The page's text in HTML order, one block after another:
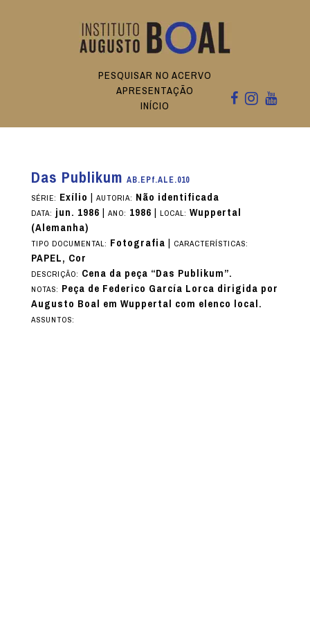
PESQUISAR NO ACERVO
APRESENTAÇÃO
INÍCIO
Das Publikum AB.EPf.ALE.010
SÉRIE: Exílio | AUTORIA: Não identificada
DATA:jun. 1986| ANO: 1986| LOCAL: Wuppertal
(Alemanha)
TIPO DOCUMENTAL: Fotografia| CARACTERÍSTICAS:
PAPEL, Cor
DESCRIÇÃO: Cena da peça “Das Publikum”.
NOTAS: Peça de Federico García Lorca dirigida por
Augusto Boal em Wuppertal com elenco local.
ASSUNTOS: